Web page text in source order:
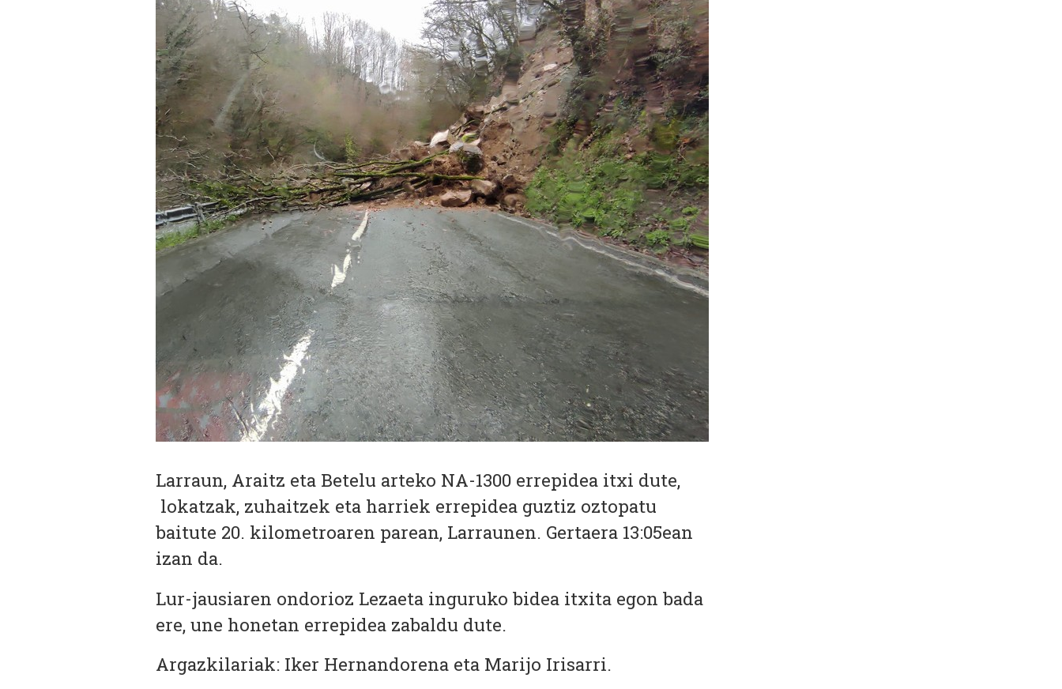
Larraun, Araitz eta Betelu arteko NA-1300 errepidea itxi dute,
lokatzak, zuhaitzek eta harriek errepidea guztiz oztopatu
baitute 20. kilometroaren parean, Larraunen. Gertaera 13:05ean
izan da.
Lur-jausiaren ondorioz Lezaeta inguruko bidea itxita egon bada
ere, une honetan errepidea zabaldu dute.
Argazkilariak: Iker Hernandorena eta Marijo Irisarri.